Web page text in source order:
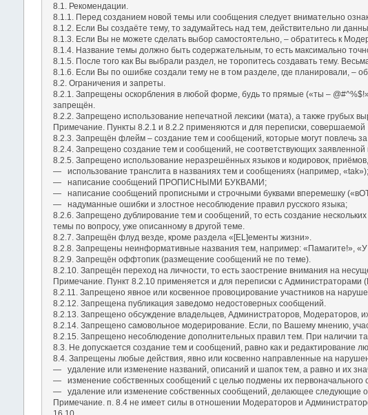
8.1. Рекомендации.
8.1.1. Перед созданием новой темы или сообщения следует внимательно
8.1.2. Если Вы создаёте тему, то задумайтесь над тем, действительно ли
8.1.3. Если Вы не можете сделать выбор самостоятельно, – обратитесь к
8.1.4. Название темы должно быть содержательным, то есть максимально
8.1.5. После того как Вы выбрали раздел, не торопитесь создавать тему.
8.1.6. Если Вы по ошибке создали тему не в том разделе, где планировали, –
8.2. Ограничения и запреты.
8.2.1. Запрещены оскорбления в любой форме, будь то прямые («ты –
запрещён.
8.2.2. Запрещено использование непечатной лексики (мата), а также грубых
Примечание. Пункты 8.2.1 и 8.2.2 применяются и для переписки,
8.2.3. Запрещён флейм – создание тем и сообщений, которые могут повлечь
8.2.4. Запрещено создание тем и сообщений, не соответствующих заявленной
8.2.5. Запрещено использование неразрешённых языков и кодировок,
― использование транслита в названиях тем и сообщениях (например, «tak»);
― написание сообщений ПРОПИСНЫМИ БУКВАМИ;
― написание сообщений прописными и строчными буквами вперемешку
― надуманные ошибки и злостное несоблюдение правил русского языка;
8.2.6. Запрещено дублирование тем и сообщений, то есть создание
темы по вопросу, уже описанному в другой теме.
8.2.7. Запрещён флуд везде, кроме раздела «[EL]ементы жизни».
8.2.8. Запрещены неинформативные названия тем, например: «Памагите!», «У
8.2.9. Запрещён оффтопик (размещение сообщений не по теме).
8.2.10. Запрещён переход на личности, то есть заострение внимания на
Примечание. Пункт 8.2.10 применяется и для переписки с
8.2.11. Запрещено явное или косвенное провоцирование участников на
8.2.12. Запрещена публикация заведомо недостоверных сообщений.
8.2.13. Запрещено обсуждение владельцев, Администраторов, Модераторов,
8.2.14. Запрещено самовольное модерирование. Если, по Вашему мнению,
8.2.15. Запрещено несоблюдение дополнительных правил тем. При наличии
8.3. Не допускается создание тем и сообщений, равно как и редактирование
8.4. Запрещены любые действия, явно или косвенно направленные на
― удаление или изменение названий, описаний и шапок тем, а равно и их
― изменение собственных сообщений с целью подмены их
― удаление или изменение собственных сообщений, делающее следующие
Примечание. п. 8.4 не имеет силы в отношении Модераторов и